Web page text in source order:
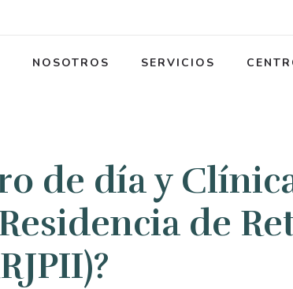
NOSOTROS SERVICIOS
de día y
de